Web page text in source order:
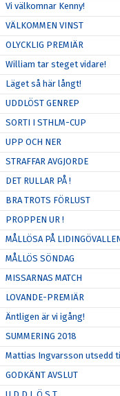
Vi välkomnar Kenny!
VÄLKOMMEN VINST
OLYCKLIG PREMIÄR
William tar steget vidare!
Läget så här långt!
UDDLÖST GENREP
SORTI I STHLM-CUP
UPP OCH NER
STRAFFAR AVGJORDE
DET RULLAR PÅ !
BRA TROTS FÖRLUST
PROPPEN UR !
MÅLLÖSA PÅ
MÅLLÖS SÖNDAG
MISSARNAS MATCH
LOVANDE-PREMIÄR
Äntligen är vi igång!
SUMMERING 2018
Mattias Ingvarsson utsedd
GODKÄNT AVSLUT